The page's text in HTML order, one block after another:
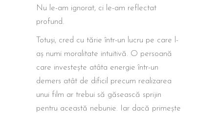
Nu le-am ignorat, ci le-am reflectat
profund.
Totuși, cred cu tărie într-un lucru pe care l-
aș numi moralitate intuitivă. O persoană
care investește atâta energie într-un
demers atât de dificil precum realizarea
unui film ar trebui să găsească sprijin
pentru această nebunie. Iar dacă primește